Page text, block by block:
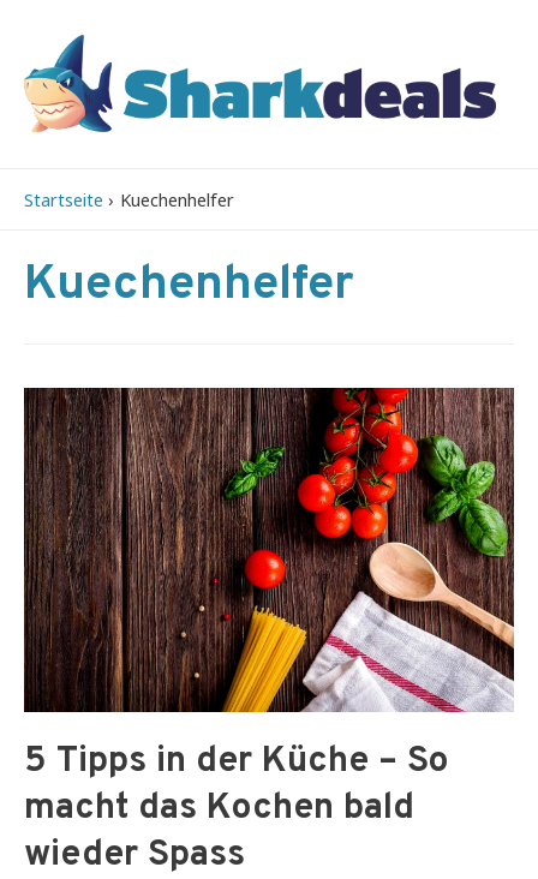
Startseite Kuechenhelfer
Kuechenhelfer
5 Tipps in der Küche – So
macht das Kochen bald
wieder Spass